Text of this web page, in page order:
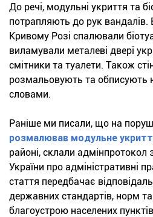
До речі, модульні укриття та
потрапляють до рук
Кривому Розі спалювали
виламували металеві двері
смітники та туалети. Також
розмальовують та обписують
словами.
Раніше ми писали, що на
розмалював модульне
районі, склали
України про адміністративні
стаття передбачає
державних стандартів, норм
благоустрою населених